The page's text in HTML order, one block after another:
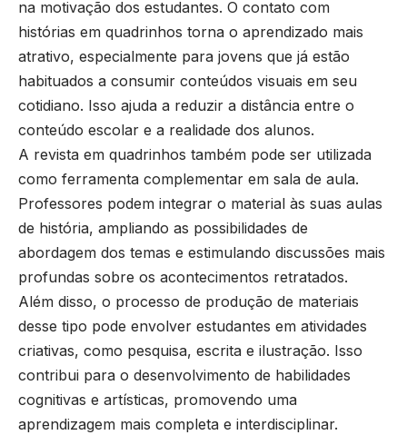
na motivação dos estudantes. O contato com
histórias em quadrinhos torna o aprendizado mais
atrativo, especialmente para jovens que já estão
habituados a consumir conteúdos visuais em seu
cotidiano. Isso ajuda a reduzir a distância entre o
conteúdo escolar e a realidade dos alunos.
A revista em quadrinhos também pode ser utilizada
como ferramenta complementar em sala de aula.
Professores podem integrar o material às suas aulas
de história, ampliando as possibilidades de
abordagem dos temas e estimulando discussões mais
profundas sobre os acontecimentos retratados.
Além disso, o processo de produção de materiais
desse tipo pode envolver estudantes em atividades
criativas, como pesquisa, escrita e ilustração. Isso
contribui para o desenvolvimento de habilidades
cognitivas e artísticas, promovendo uma
aprendizagem mais completa e interdisciplinar.